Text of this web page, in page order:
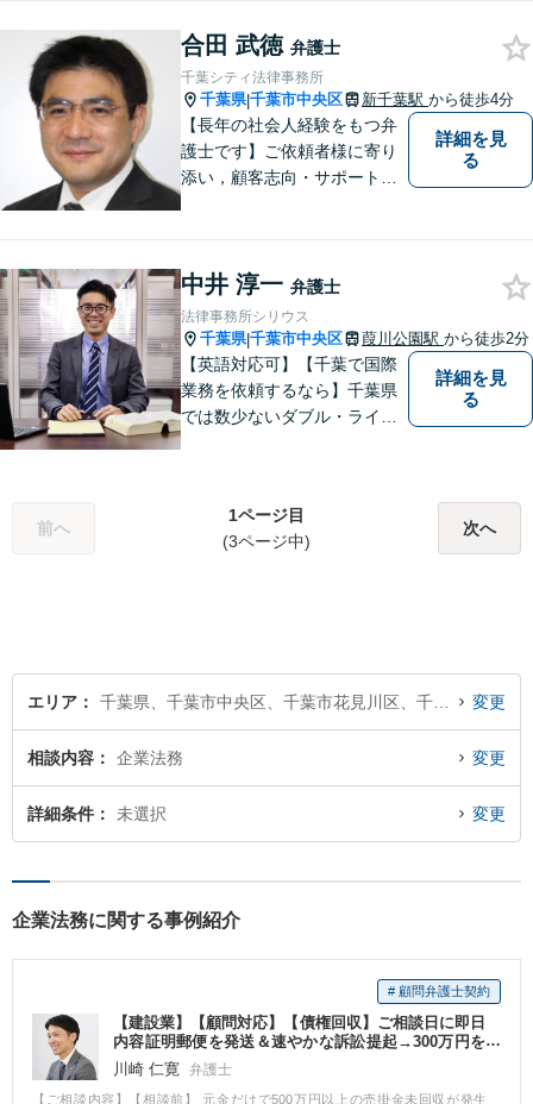
ら、ワンストップで迅速な解
決を目指します。【相続問
題】【借金・債務問題】【不
動産問題】
合田 武徳 弁護士
千葉シティ法律事務所
千葉県|千葉市中央区 新千葉駅 から徒歩4分
【長年の社会人経験をもつ弁
護士です】ご依頼者様に寄り
添い，顧客志向・サポート精
応】ご相談者様の精神的負担
を軽減することも重視してい
る弁護士です。【千葉駅徒歩
７分】
詳細を見
る
中井 淳一 弁護士
法律事務所シリウス
千葉県|千葉市中央区 葭川公園駅 から徒歩2分
【英語対応可】【千葉で国際
業務を依頼するなら】千葉県
では数少ないダブル・ライセ
有する紛争に幅広く対応【英
文契約書の作成・チェック】
詳細を見
る
前へ
1ページ目
(3ページ中)
次へ
エリア 変更
相談内容 企業法務 変更
詳細条件 未選択 変更
企業法務に関する事例紹介
# 顧問弁護士契約
【建設業】【顧問対応】【債権回収】ご相談日に即日
内容証明郵便を発送＆速やかな訴訟提起→300万円を
スピード回収。
川崎 仁寛 弁護士
【ご相談内容】【相談前】 元金だけで500万円以上の売掛金未回収が発生